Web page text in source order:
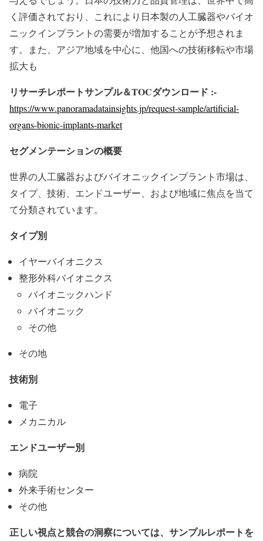
く評価されており、これにより日本製の人工臓器やバイオ
ニックインプラントの需要が増加することが予想されま
す。また、アジア地域を中心に、他国への技術移転や市場
拡大も
リサーチレポートサンプル＆TOCダウンロード :-
https://www.panoramadatainsights.jp/request-sample/artificial-
organs-bionic-implants-market
セグメンテーションの概要
世界の人工臓器およびバイオニックインプラント市場は、
タイプ、技術、エンドユーザー、および地域に焦点を当て
て分類されています。
タイプ別
イヤーバイオニクス
整形外科バイオニクス
バイオニックハンド
バイオニック
その他
その地
技術別
電子
メカニカル
エンドユーザー別
病院
外来手術センター
その他
正しい視点と競合の洞察については、サンプルレポートを